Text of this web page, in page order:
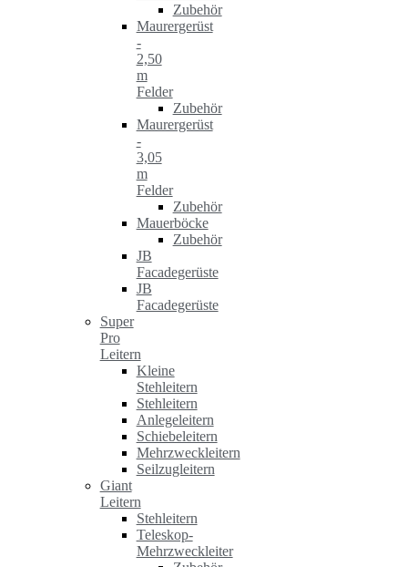
Zubehör
Maurergerüst
-
2,50
m
Felder
Zubehör
Maurergerüst
-
3,05
m
Felder
Zubehör
Mauerböcke
Zubehör
JB
Facadegerüste
JB
Facadegerüste
Super
Pro
Leitern
Kleine
Stehleitern
Stehleitern
Anlegeleitern
Schiebeleitern
Mehrzweckleitern
Seilzugleitern
Giant
Leitern
Stehleitern
Teleskop-
Mehrzweckleiter